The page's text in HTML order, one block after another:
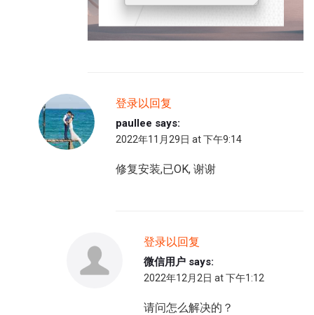
登录以回复
paullee says:
2022年11月29日 at 下午9:14
修复安装,已OK, 谢谢
登录以回复
微信用户 says:
2022年12月2日 at 下午1:12
请问怎么解决的？